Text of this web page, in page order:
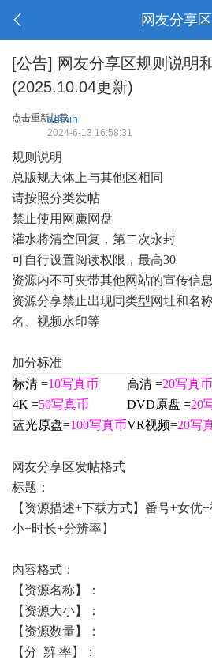
网友分享区
[公告] 网友分享区规则说明
(2025.10.04更新)
点击重新加载
admin
2024-6-13 16:58:31
规则说明
总版规大体上与其他区相同
请按照分类发帖
禁止使用网赚网盘
灌水将清空回复，第二次永封
可自行设置阅读权限，最高30
资源内不可夹带其他网站的宣传信
资源分享禁止出现同类型网址和名
名、视频水印等
加分标准
标清 =10写真币 高清 =20写真币
4K =50写真币 DVD原盘 =20
蓝光原盘=100写真币VR视频=20写
网友分享区发帖格式
标题：
【资源描述+下载方式】番号+女优
小+时长+分辨率】
内容格式：
【资源名称】：
【资源大小】：
【资源数量】：
【分 辨 率】：